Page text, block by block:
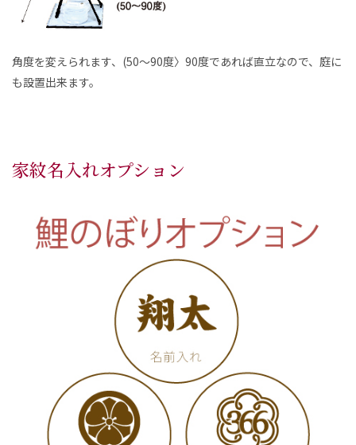
角度を変えられます、(50～90度〉90度であれば直立なので、庭に
も設置出来ます。
家紋名入れオプション